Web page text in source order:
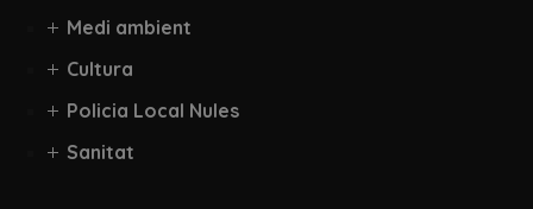
Medi ambient
Cultura
Policia Local Nules
Sanitat